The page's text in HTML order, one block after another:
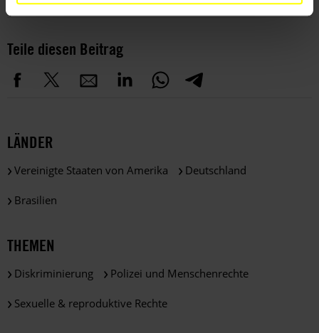
Teile diesen Beitrag
LÄNDER
Vereinigte Staaten von Amerika Deutschland
Brasilien
THEMEN
Diskriminierung Polizei und Menschenrechte
Sexuelle & reproduktive Rechte